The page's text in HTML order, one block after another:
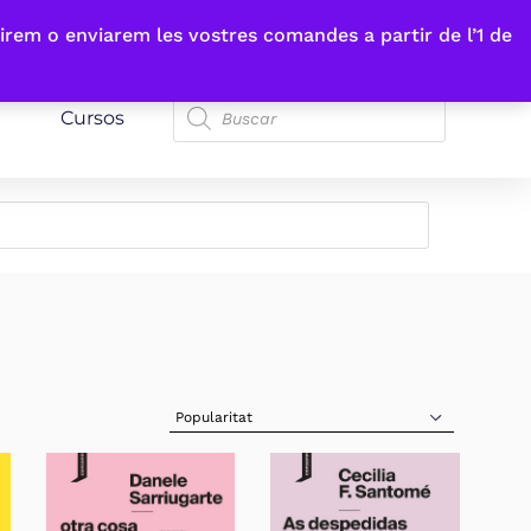
o enviarem les vostres comandes a partir de l’1 de
Cursos
Sort Products